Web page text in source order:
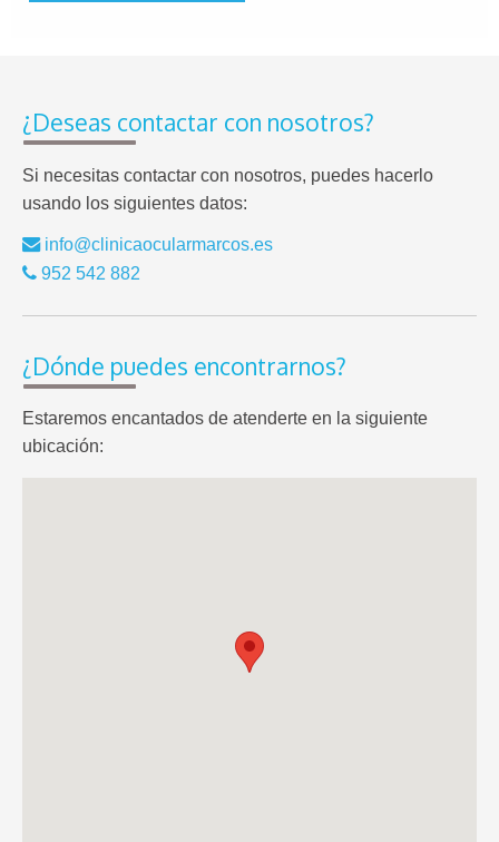
¿Deseas contactar con nosotros?
Si necesitas contactar con nosotros, puedes hacerlo
usando los siguientes datos:
info@clinicaocularmarcos.es
952 542 882
¿Dónde puedes encontrarnos?
Estaremos encantados de atenderte en la siguiente
ubicación: